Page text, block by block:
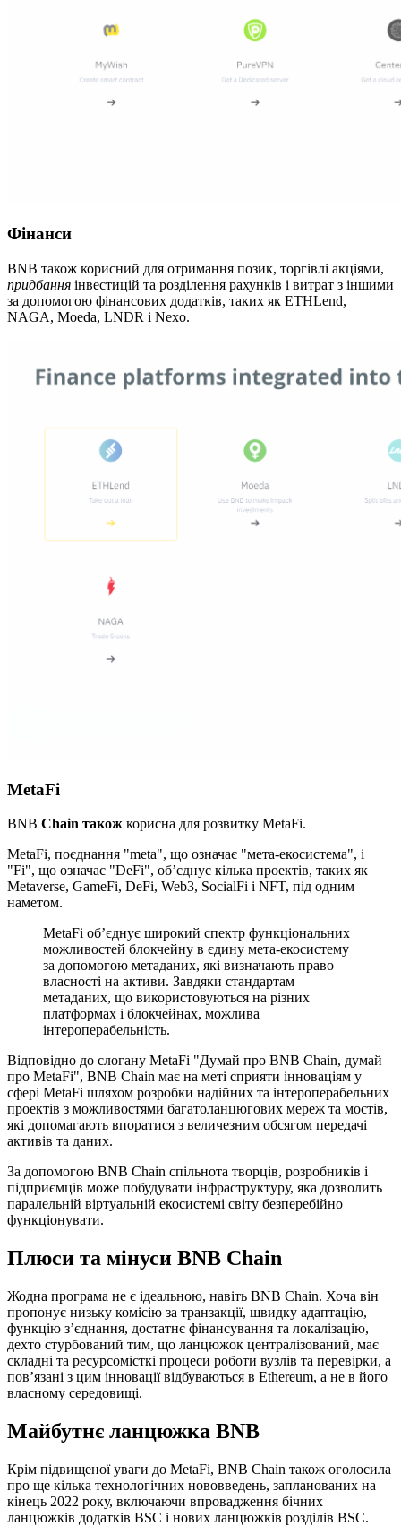
Фінанси
BNB також корисний для отримання позик, торгівлі акціями,
придбання інвестицій та розділення рахунків і витрат з іншими
за допомогою фінансових додатків, таких як ETHLend,
NAGA, Moeda, LNDR і Nexo.
MetaFi
BNB Chain також корисна для розвитку MetaFi.
MetaFi, поєднання "meta", що означає "мета-екосистема", і
"Fi", що означає "DeFi", об’єднує кілька проектів, таких як
Metaverse, GameFi, DeFi, Web3, SocialFi і NFT, під одним
наметом.
MetaFi об’єднує широкий спектр функціональних
можливостей блокчейну в єдину мета-екосистему
за допомогою метаданих, які визначають право
власності на активи. Завдяки стандартам
метаданих, що використовуються на різних
платформах і блокчейнах, можлива
інтероперабельність.
Відповідно до слогану MetaFi "Думай про BNB Chain, думай
про MetaFi", BNB Chain має на меті сприяти інноваціям у
сфері MetaFi шляхом розробки надійних та інтероперабельних
проектів з можливостями багатоланцюгових мереж та мостів,
які допомагають впоратися з величезним обсягом передачі
активів та даних.
За допомогою BNB Chain спільнота творців, розробників і
підприємців може побудувати інфраструктуру, яка дозволить
паралельній віртуальній екосистемі світу безперебійно
функціонувати.
Плюси та мінуси BNB Chain
Жодна програма не є ідеальною, навіть BNB Chain. Хоча він
пропонує низьку комісію за транзакції, швидку адаптацію,
функцію з’єднання, достатнє фінансування та локалізацію,
дехто стурбований тим, що ланцюжок централізований, має
складні та ресурсомісткі процеси роботи вузлів та перевірки, а
пов’язані з цим інновації відбуваються в Ethereum, а не в його
власному середовищі.
Майбутнє ланцюжка BNB
Крім підвищеної уваги до MetaFi, BNB Chain також оголосила
про ще кілька технологічних нововведень, запланованих на
кінець 2022 року, включаючи впровадження бічних
ланцюжків додатків BSC і нових ланцюжків розділів BSC.